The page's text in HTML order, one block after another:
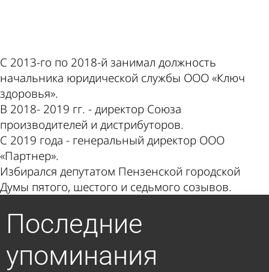
С 2013-го по 2018-й занимал должность
начальника юридической службы ООО «Ключ
здоровья».
В 2018- 2019 гг. - директор Союза
производителей и дистрибуторов.
С 2019 года - генеральный директор ООО
«Партнер».
Избирался депутатом Пензенской городской
Думы пятого, шестого и седьмого созывов.
Последние
упоминания